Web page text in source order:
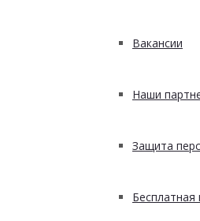
Вакансии
Наши
Защита